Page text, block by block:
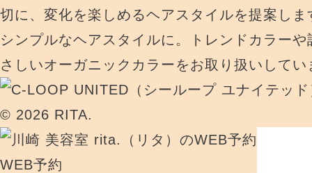
切に、変化を楽しめるヘアスタイルを提案し
シンプルなヘアスタイルに。トレンドカラー
さしいオーガニックカラーをお取り扱いしてい
© 2026 RITA.
WEB予約